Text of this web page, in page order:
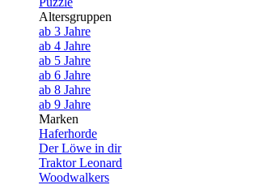
Altersgruppen
ab 3 Jahre
ab 4 Jahre
ab 5 Jahre
ab 6 Jahre
ab 8 Jahre
ab 9 Jahre
Marken
Haferhorde
Der Löwe in dir
Traktor Leonard
Woodwalkers